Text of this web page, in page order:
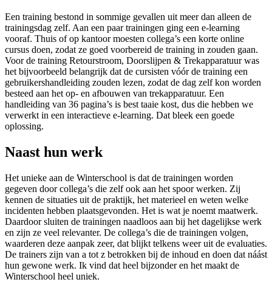
Een training bestond in sommige gevallen uit meer dan alleen de
trainingsdag zelf. Aan een paar trainingen ging een e-learning
vooraf. Thuis of op kantoor moesten collega’s een korte online
cursus doen, zodat ze goed voorbereid de training in zouden gaan.
Voor de training Retourstroom, Doorslijpen & Trekapparatuur was
het bijvoorbeeld belangrijk dat de cursisten vóór de training een
gebruikershandleiding zouden lezen, zodat de dag zelf kon worden
besteed aan het op- en afbouwen van trekapparatuur. Een
handleiding van 36 pagina’s is best taaie kost, dus die hebben we
verwerkt in een interactieve e-learning. Dat bleek een goede
oplossing.
Naast hun werk
Het unieke aan de Winterschool is dat de trainingen worden
gegeven door collega’s die zelf ook aan het spoor werken. Zij
kennen de situaties uit de praktijk, het materieel en weten welke
incidenten hebben plaatsgevonden. Het is wat je noemt maatwerk.
Daardoor sluiten de trainingen naadloos aan bij het dagelijkse werk
en zijn ze veel relevanter. De collega’s die de trainingen volgen,
waarderen deze aanpak zeer, dat blijkt telkens weer uit de evaluaties.
De trainers zijn van a tot z betrokken bij de inhoud en doen dat náást
hun gewone werk. Ik vind dat heel bijzonder en het maakt de
Winterschool heel uniek.